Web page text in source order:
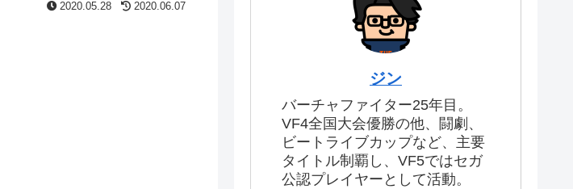
2020.05.28 2020.06.07
ジン
バーチャファイター25年目。
VF4全国大会優勝の他、闘劇、
ビートライブカップなど、主要
タイトル制覇し、VF5ではセガ
公認プレイヤーとして活動。